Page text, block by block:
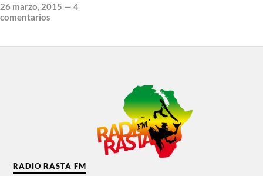
26 marzo, 2015 — 4
comentarios
RADIO RASTA FM